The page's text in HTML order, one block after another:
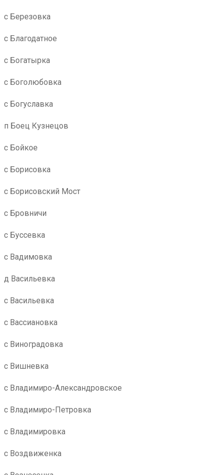
с Березовка
с Благодатное
с Богатырка
с Боголюбовка
с Богуславка
п Боец Кузнецов
с Бойкое
с Борисовка
с Борисовский Мост
с Бровничи
с Буссевка
с Вадимовка
д Васильевка
с Васильевка
с Вассиановка
с Виноградовка
с Вишневка
с Владимиро-Александровское
с Владимиро-Петровка
с Владимировка
с Воздвиженка